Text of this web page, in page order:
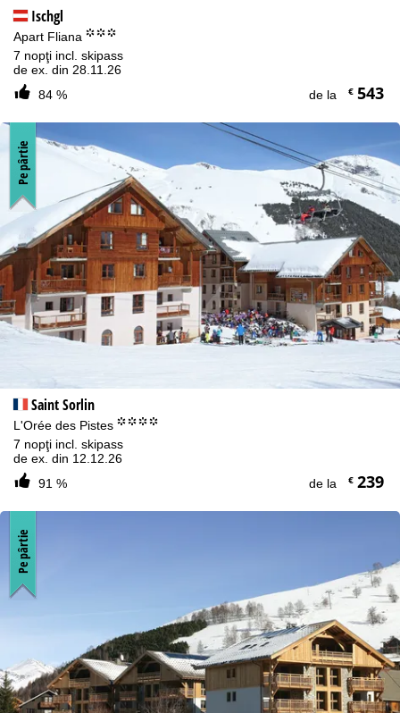
Pentru a optimiza site-ul nostru web, utilizăm module cookie
pentru a colecta informații de utilizare, pe care noi, TravelTrex
GmbH, le împărtășim și cu partenerii noștri. Profilurile de utilizare
sunt create pe baza activităților dvs. folosind informații despre
dispozitivul final și browser. Aceste profiluri de utilizare sunt
utilizate pentru analize statistice, recomandări individuale de
produse, publicitate personalizată și măsurarea razei de acțiune.
Pentru aceasta avem nevoie de consimțământul dumneavoastră
(revocabil în orice moment), care include, de asemenea,
transferul anumitor date cu caracter personal către furnizori terți
din țări terțe din afara Spațiului Economic European, cum ar fi
Google sau Microsoft în SUA.
Ischgl
Apart Fliana °°°
7 nopţi incl. skipass
de ex. din 28.11.26
84 %
de la €543
Saint Sorlin
L'Orée des Pistes °°°°
7 nopţi incl. skipass
de ex. din 12.12.26
91 %
de la €239
Pe pârtie
Pe pârtie